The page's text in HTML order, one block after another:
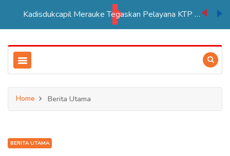
Kadisdukcapil Merauke Tegaskan Pelayana KTP Sesuai SOP
Home Berita Utama
BERITA UTAMA